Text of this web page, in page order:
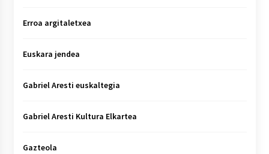
Erroa argitaletxea
Euskara jendea
Gabriel Aresti euskaltegia
Gabriel Aresti Kultura Elkartea
Gazteola